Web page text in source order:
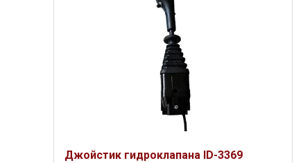
Джойстик гидроклапана ID-3369